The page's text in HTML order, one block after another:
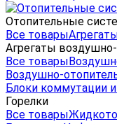
Отопительные
Все товары
Агрегаты
Все товары
Воздушно-
Блоки коммутации
Горелки
Все товары